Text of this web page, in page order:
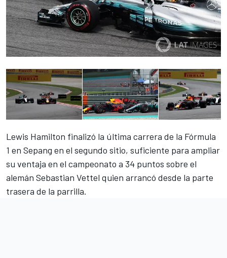
Lewis Hamilton finalizó la última carrera de la Fórmula
1 en Sepang en el segundo sitio, suficiente para ampliar
su ventaja en el campeonato a 34 puntos sobre el
alemán Sebastian Vettel quien arrancó desde la parte
trasera de la parrilla.